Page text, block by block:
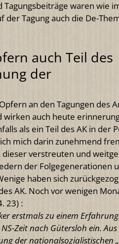
waren wie
Tagung auch die De-
auch Teil des
der
an den Tagungen des
auch heute
als ein Teil des AK in der
mich darin zunehmend
verstreuten und
der Folgegenerationen
haben sich
AK. Noch vor wenigen
23) :
erstmals zu einem
Zeit nach Gütersloh ein.
der nationalsozialistischen